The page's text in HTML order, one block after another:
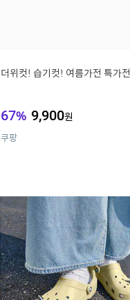
더위컷! 습기컷! 여름가전 특가전
67% 9,900원
쿠팡
16